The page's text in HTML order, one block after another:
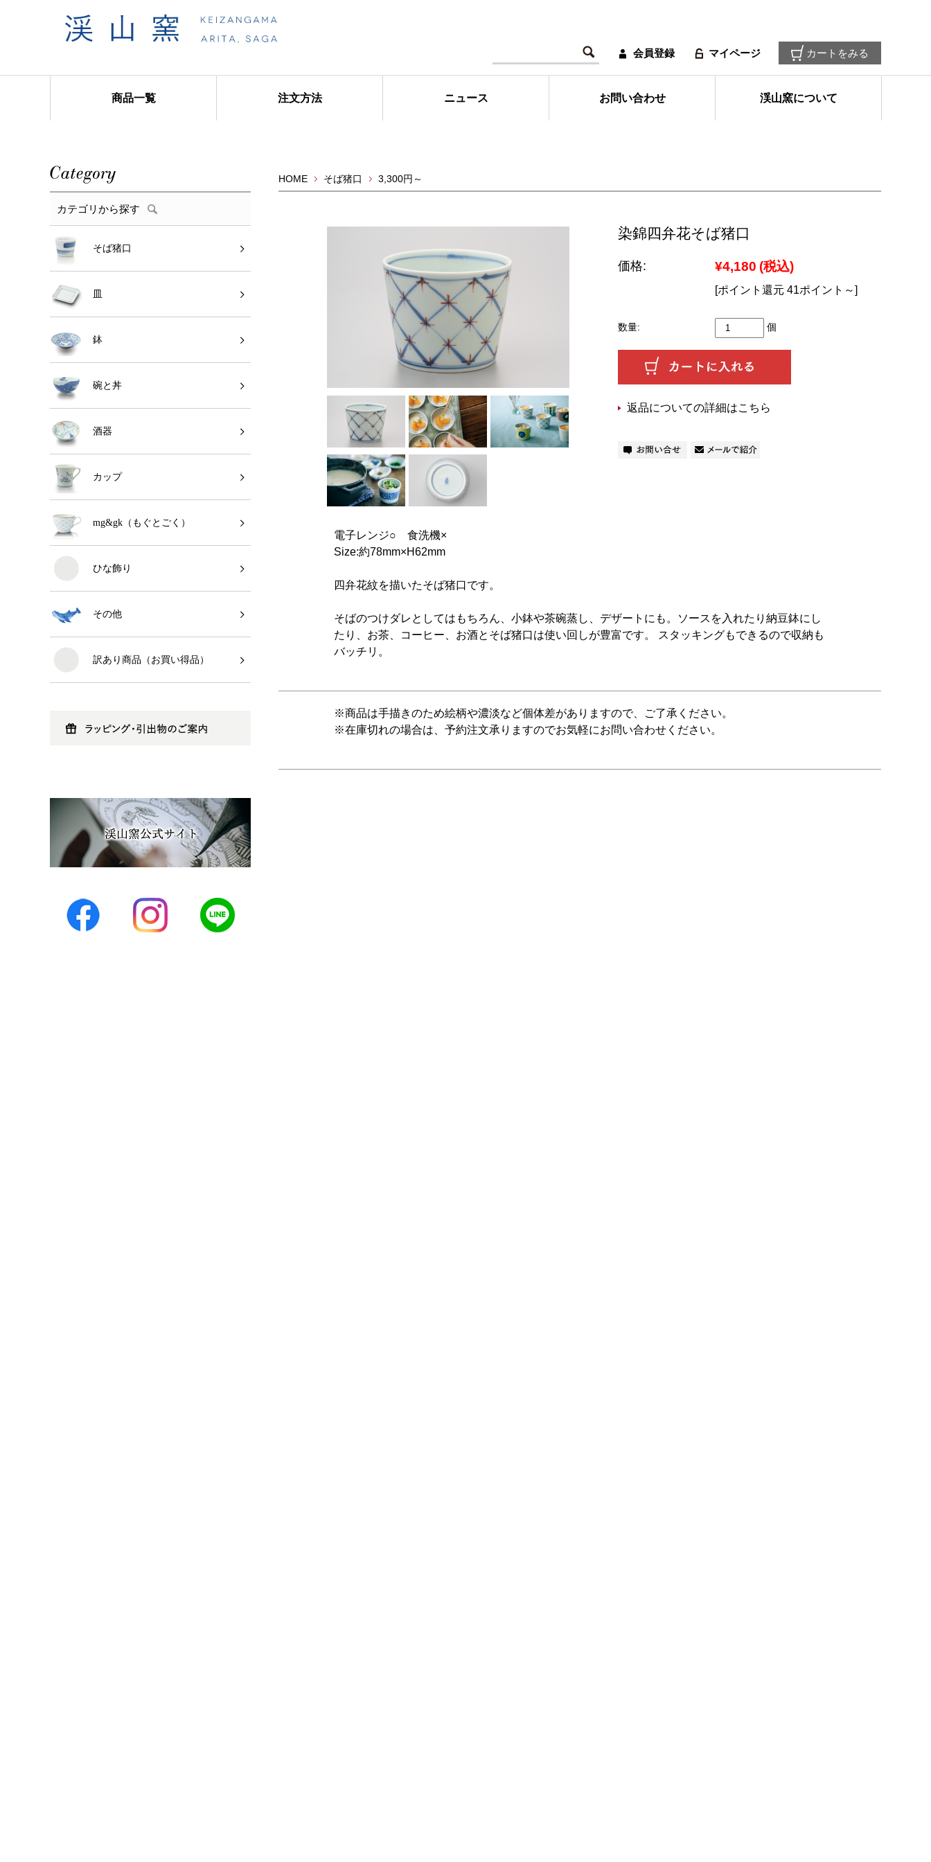
会員登録 マイページ カートをみる
商品一覧 注文方法 ニュース お問い合わせ 渓山窯について
HOME そば猪口 3,300円～
染錦四弁花そば猪口
価格: ¥4,180 (税込)
[ポイント還元 41ポイント～]
数量: 個
返品についての詳細はこちら
電子レンジ○ 食洗機×
Size:約78mm×H62mm
四弁花紋を描いたそば猪口です。
そばのつけダレとしてはもちろん、小鉢や茶碗蒸し、デザートにも。ソースを入れたり納豆鉢にし
たり、お茶、コーヒー、お酒とそば猪口は使い回しが豊富です。 スタッキングもできるので収納も
バッチリ。
※商品は手描きのため絵柄や濃淡など個体差がありますので、ご了承ください。
※在庫切れの場合は、予約注文承りますのでお気軽にお問い合わせください。
カテゴリから探す
そば猪口
鉢
碗と丼
酒器
カップ
mg&gk（もぐとごく）
ひな飾り
その他
訳あり商品（お買い得品）